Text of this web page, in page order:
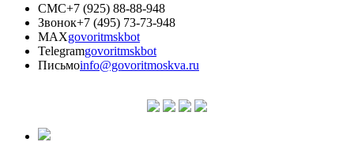
СМС+7 (925) 88-88-948
Звонок+7 (495) 73-73-948
MAXgovoritmskbot
Telegramgovoritmskbot
Письмоinfo@govoritmoskva.ru